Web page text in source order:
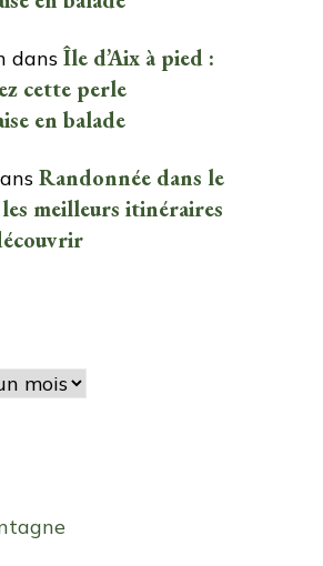
dans Île d’Aix à pied :
cette perle
en balade
Randonnée dans le
meilleurs itinéraires